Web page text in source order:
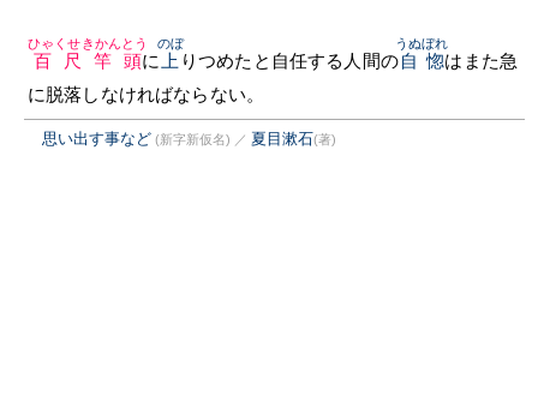
百尺竿頭
ひゃくせきかんとう
に 上
のぼ
りつめたと自任する人間の自惚
うぬぼれ
はまた急
に脱落しなければならない。
思い出す事など (新字新仮名) ／ 夏目漱石(著)